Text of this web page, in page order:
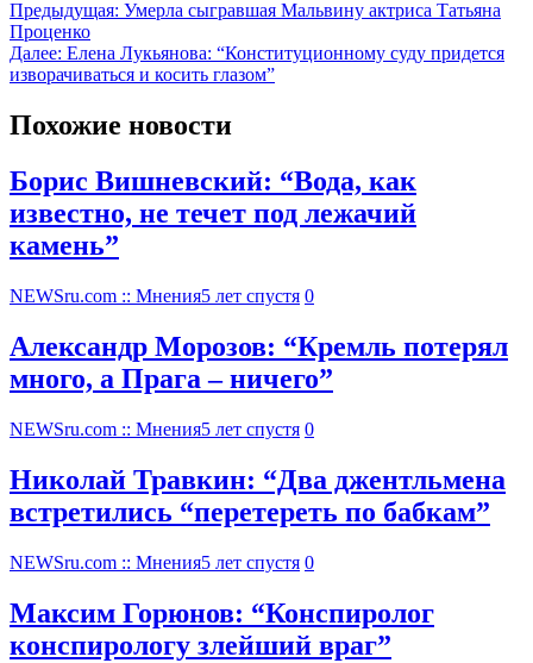
Предыдущая: Умерла сыгравшая Мальвину актриса Татьяна
Проценко
Далее: Елена Лукьянова: “Конституционному суду придется
изворачиваться и косить глазом”
Похожие новости
Борис Вишневский: “Вода, как
известно, не течет под лежачий
камень”
NEWSru.com :: Мнения5 лет спустя 0
Александр Морозов: “Кремль потерял
много, а Прага – ничего”
NEWSru.com :: Мнения5 лет спустя 0
Николай Травкин: “Два джентльмена
встретились “перетереть по бабкам”
NEWSru.com :: Мнения5 лет спустя 0
Максим Горюнов: “Конспиролог
конспирологу злейший враг”